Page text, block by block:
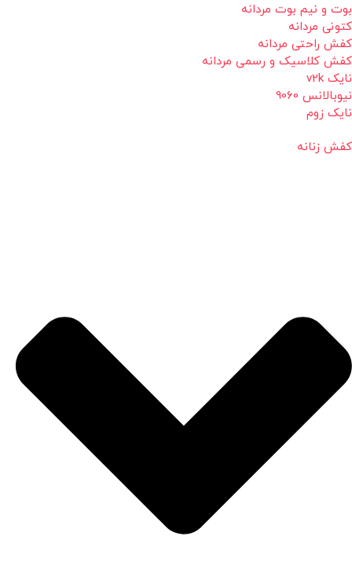
بوت و نیم بوت مردانه
کتونی مردانه
کفش راحتی مردانه
کفش کلاسیک و رسمی مردانه
نایک v2k
نیوبالانس 9060
نایک زوم
کفش زنانه